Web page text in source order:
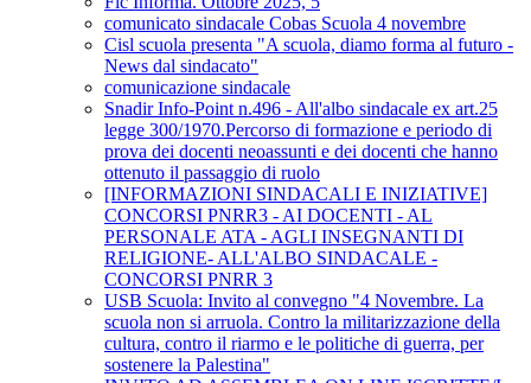
comunicato sindacale Cobas Scuola 4 novembre
Cisl scuola presenta "A scuola, diamo forma al futuro -
News dal sindacato"
comunicazione sindacale
Snadir Info-Point n.496 - All'albo sindacale ex art.25
legge 300/1970.Percorso di formazione e periodo di
prova dei docenti neoassunti e dei docenti che hanno
ottenuto il passaggio di ruolo
[INFORMAZIONI SINDACALI E INIZIATIVE]
CONCORSI PNRR3 - AI DOCENTI - AL
PERSONALE ATA - AGLI INSEGNANTI DI
RELIGIONE- ALL'ALBO SINDACALE -
CONCORSI PNRR 3
USB Scuola: Invito al convegno "4 Novembre. La
scuola non si arruola. Contro la militarizzazione della
cultura, contro il riarmo e le politiche di guerra, per
sostenere la Palestina"